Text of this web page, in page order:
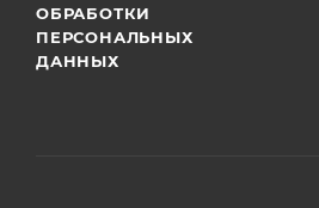
ОБРАБОТКИ
ПЕРСОНАЛЬНЫХ
ДАННЫХ